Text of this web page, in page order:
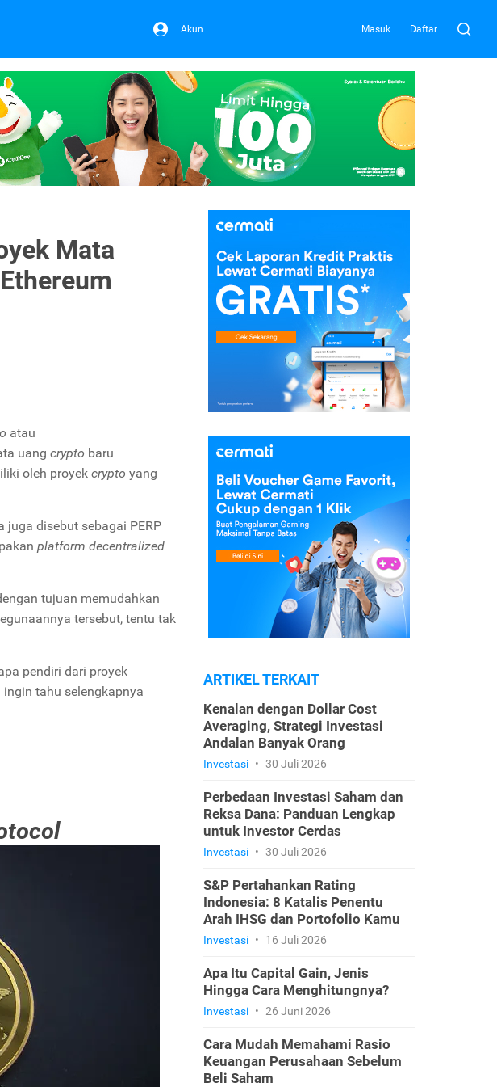
Akun Masuk Daftar
Mata
atau
uang crypto baru
oleh proyek crypto yang
juga disebut sebagai PERP
platform decentralized
tujuan memudahkan
tersebut, tentu tak
pendiri dari proyek
tahu selengkapnya
ARTIKEL TERKAIT
Kenalan dengan Dollar Cost
Averaging, Strategi Investasi
Andalan Banyak Orang
Investasi • 30 Juli 2026
Perbedaan Investasi Saham dan
Reksa Dana: Panduan Lengkap
untuk Investor Cerdas
Investasi • 30 Juli 2026
S&P Pertahankan Rating
Indonesia: 8 Katalis Penentu
Arah IHSG dan Portofolio Kamu
Investasi • 16 Juli 2026
Apa Itu Capital Gain, Jenis
Hingga Cara Menghitungnya?
Investasi • 26 Juni 2026
Cara Mudah Memahami Rasio
Keuangan Perusahaan Sebelum
Beli Saham